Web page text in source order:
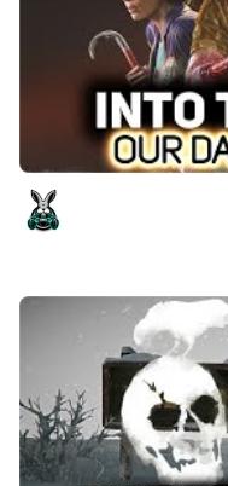
Как можно так